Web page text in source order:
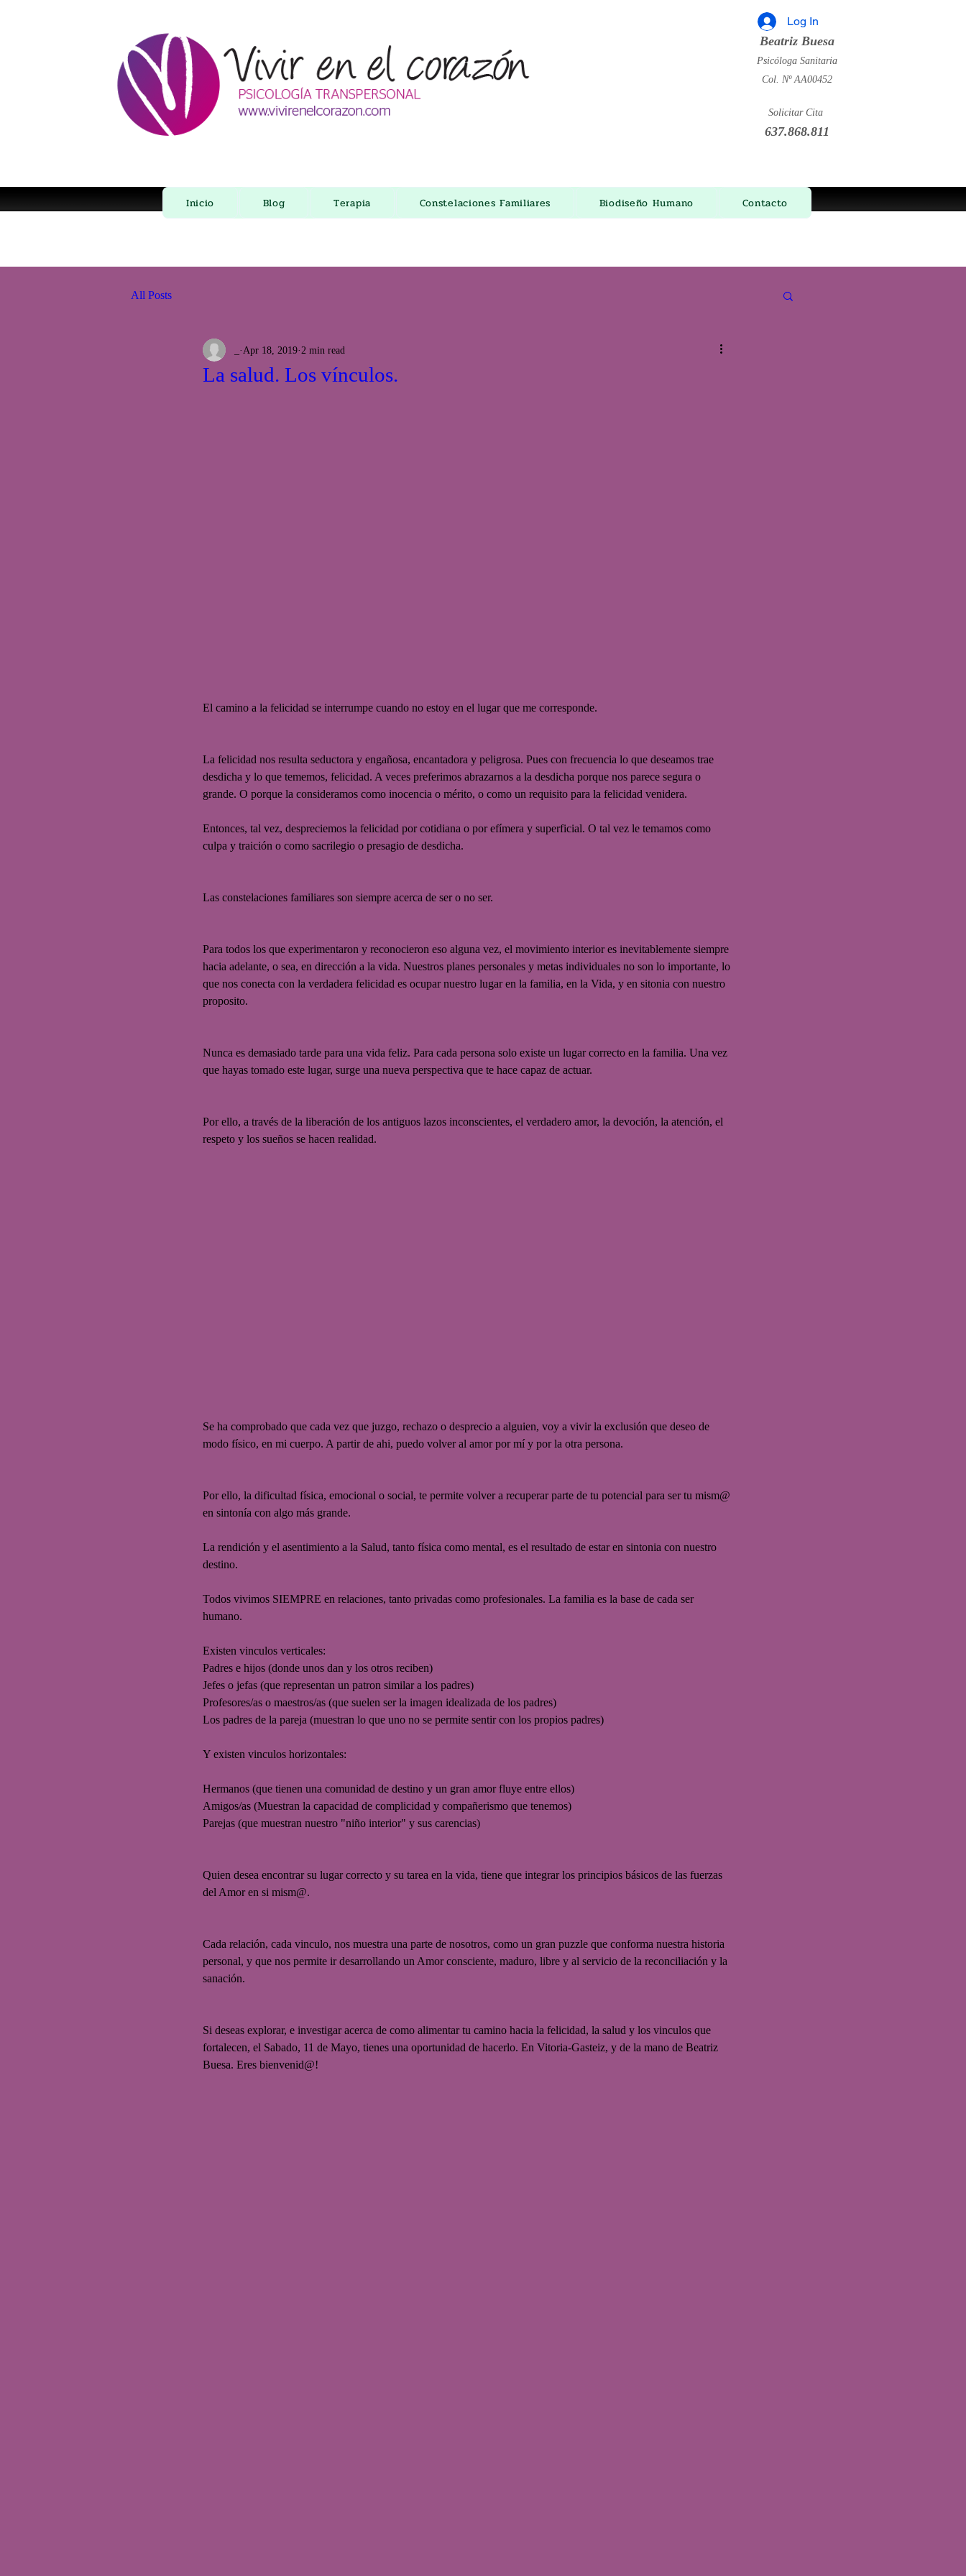
Beatriz Buesa
Psicóloga Sanitaria
Col. Nº AA00452
Log In
Solicitar Cita
637.868.811
Inicio Blog Terapia Constelaciones Familiares Biodiseño Humano Contacto
All Posts
La salud. Los vínculos.
Apr 18, 2019 2 min read
El camino a la felicidad se interrumpe cuando no estoy en el lugar que me corresponde.
La felicidad nos resulta seductora y engañosa, encantadora y peligrosa. Pues con frecuencia lo que deseamos trae
desdicha y lo que tememos, felicidad. A veces preferimos abrazarnos a la desdicha porque nos parece segura o
grande. O porque la consideramos como inocencia o mérito, o como un requisito para la felicidad venidera.
Entonces, tal vez, despreciemos la felicidad por cotidiana o por efímera y superficial. O tal vez le temamos como
culpa y traición o como sacrilegio o presagio de desdicha.
Las constelaciones familiares son siempre acerca de ser o no ser.
Para todos los que experimentaron y reconocieron eso alguna vez, el movimiento interior es inevitablemente siempre
hacia adelante, o sea, en dirección a la vida. Nuestros planes personales y metas individuales no son lo importante, lo
que nos conecta con la verdadera felicidad es ocupar nuestro lugar en la familia, en la Vida, y en sitonia con nuestro
proposito.
Nunca es demasiado tarde para una vida feliz. Para cada persona solo existe un lugar correcto en la familia. Una vez
que hayas tomado este lugar, surge una nueva perspectiva que te hace capaz de actuar.
Por ello, a través de la liberación de los antiguos lazos inconscientes, el verdadero amor, la devoción, la atención, el
respeto y los sueños se hacen realidad.
Se ha comprobado que cada vez que juzgo, rechazo o desprecio a alguien, voy a vivir la exclusión que deseo de
modo físico, en mi cuerpo. A partir de ahi, puedo volver al amor por mí y por la otra persona.
Por ello, la dificultad física, emocional o social, te permite volver a recuperar parte de tu potencial para ser tu mism@
en sintonía con algo más grande.
La rendición y el asentimiento a la Salud, tanto física como mental, es el resultado de estar en sintonia con nuestro
destino.
Todos vivimos SIEMPRE en relaciones, tanto privadas como profesionales. La familia es la base de cada ser
humano.
Existen vinculos verticales:
Padres e hijos (donde unos dan y los otros reciben)
Jefes o jefas (que representan un patron similar a los padres)
Profesores/as o maestros/as (que suelen ser la imagen idealizada de los padres)
Los padres de la pareja (muestran lo que uno no se permite sentir con los propios padres)
Y existen vinculos horizontales:
Hermanos (que tienen una comunidad de destino y un gran amor fluye entre ellos)
Amigos/as (Muestran la capacidad de complicidad y compañerismo que tenemos)
Parejas (que muestran nuestro "niño interior" y sus carencias)
Quien desea encontrar su lugar correcto y su tarea en la vida, tiene que integrar los principios básicos de las fuerzas
del Amor en si mism@.
Cada relación, cada vinculo, nos muestra una parte de nosotros, como un gran puzzle que conforma nuestra historia
personal, y que nos permite ir desarrollando un Amor consciente, maduro, libre y al servicio de la reconciliación y la
sanación.
Si deseas explorar, e investigar acerca de como alimentar tu camino hacia la felicidad, la salud y los vinculos que
fortalecen, el Sabado, 11 de Mayo, tienes una oportunidad de hacerlo. En Vitoria-Gasteiz, y de la mano de Beatriz
Buesa. Eres bienvenid@!